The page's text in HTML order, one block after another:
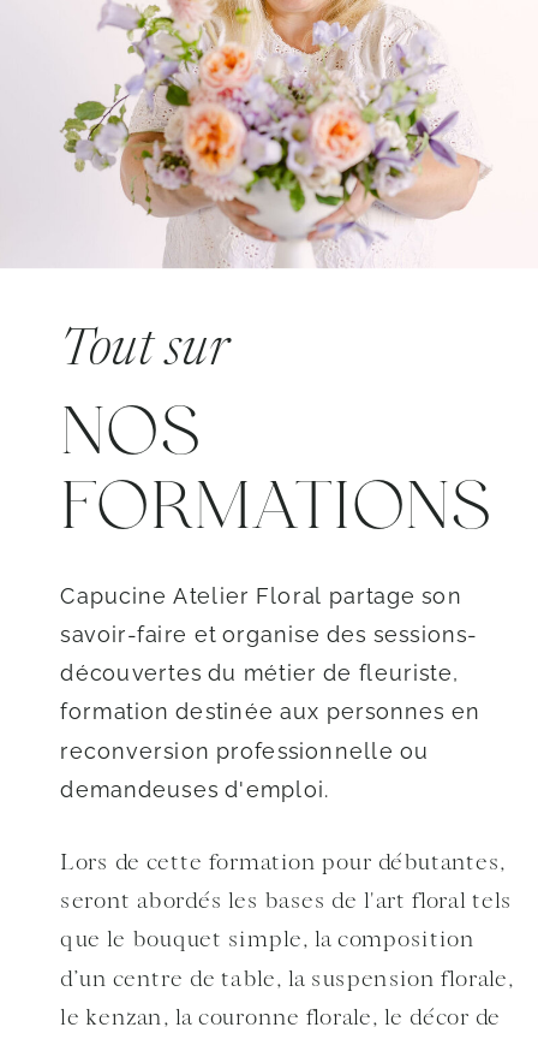
Tout sur
NOS
FORMATIONS
Lors de cette formation pour débutantes,
seront abordés les bases de l'art floral tels
que le bouquet simple, la composition
d’un centre de table, la suspension florale,
le kenzan, la couronne florale, le décor de
Capucine Atelier Floral partage son
savoir-faire et organise des sessions-
découvertes du métier de fleuriste,
formation destinée aux personnes en
reconversion professionnelle ou
demandeuses d'emploi.